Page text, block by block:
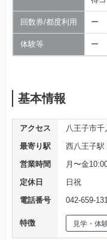
回数券/都度利用 ー
体験等 ー
基本情報
アクセス
八王子市千
最寄り駅
西八王子駅
営業時間
月〜金
定休日
日祝
電話番号
042-659-
特徴 見学・体